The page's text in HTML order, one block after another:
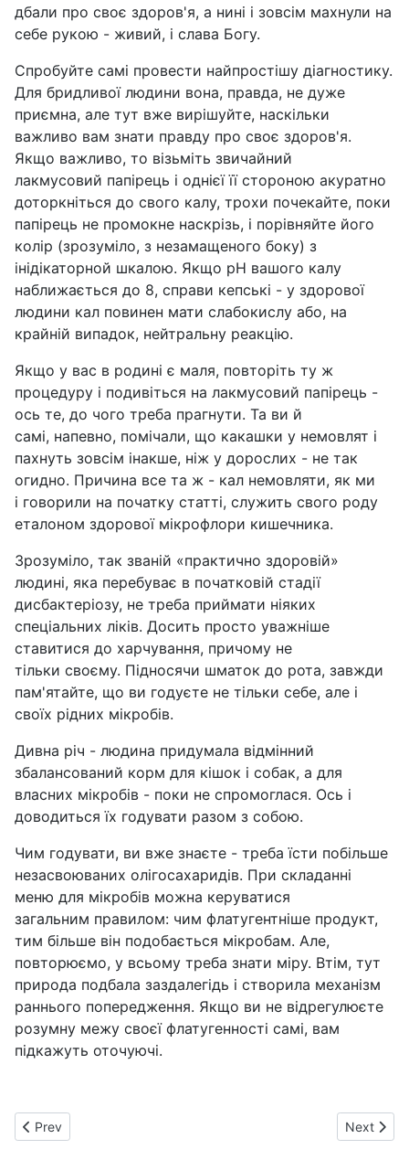
дбали про своє здоров'я, а нині і зовсім махнули на
себе рукою - живий, і слава Богу.
Спробуйте самі провести найпростішу діагностику.
Для бридливої людини вона, правда, не дуже
приємна, але тут вже вирішуйте, наскільки
важливо вам знати правду про своє здоров'я.
Якщо важливо, то візьміть звичайний
лакмусовий папірець і однієї її стороною акуратно
доторкніться до свого калу, трохи почекайте, поки
папірець не промокне наскрізь, і порівняйте його
колір (зрозуміло, з незамащеного боку) з
інідікаторной шкалою. Якщо рН вашого калу
наближається до 8, справи кепські - у здорової
людини кал повинен мати слабокислу або, на
крайній випадок, нейтральну реакцію.
Якщо у вас в родині є маля, повторіть ту ж
процедуру і подивіться на лакмусовий папірець -
ось те, до чого треба прагнути. Та ви й
самі, напевно, помічали, що какашки у немовлят і
пахнуть зовсім інакше, ніж у дорослих - не так
огидно. Причина все та ж - кал немовляти, як ми
і говорили на початку статті, служить свого роду
еталоном здорової мікрофлори кишечника.
Зрозуміло, так званій «практично здоровій»
людині, яка перебуває в початковій стадії
дисбактеріозу, не треба приймати ніяких
спеціальних ліків. Досить просто уважніше
ставитися до харчування, причому не
тільки своєму. Підносячи шматок до рота, завжди
пам'ятайте, що ви годуєте не тільки себе, але і
своїх рідних мікробів.
Дивна річ - людина придумала відмінний
збалансований корм для кішок і собак, а для
власних мікробів - поки не спромоглася. Ось і
доводиться їх годувати разом з собою.
Чим годувати, ви вже знаєте - треба їсти побільше
незасвоюваних олігосахаридів. При складанні
меню для мікробів можна керуватися
загальним правилом: чим флатугентніше продукт,
тим більше він подобається мікробам. Але,
повторюємо, у всьому треба знати міру. Втім, тут
природа подбала заздалегідь і створила механізм
раннього попередження. Якщо ви не відрегулюєте
розумну межу своєї флатугенності самі, вам
підкажуть оточуючі.
Previous article: Кефір захищає від мутацій
Prev Next
Next